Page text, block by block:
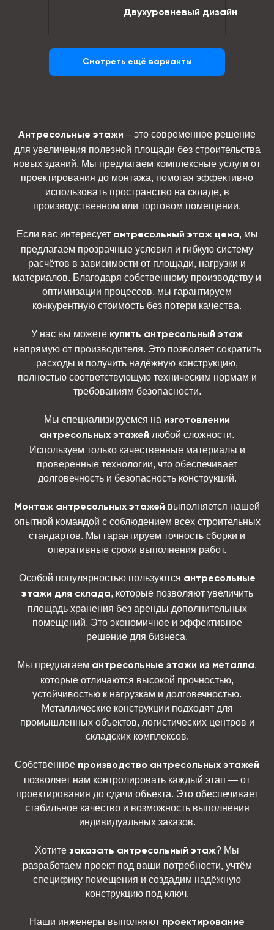
Двухуровневый дизайн
Смотреть ещё варианты
Антресольные этажи – это современное решение
для увеличения полезной площади без строительства
новых зданий. Мы предлагаем комплексные услуги от
проектирования до монтажа, помогая эффективно
использовать пространство на складе, в
производственном или торговом помещении.
Если вас интересует антресольный этаж цена, мы
предлагаем прозрачные условия и гибкую систему
расчётов в зависимости от площади, нагрузки и
материалов. Благодаря собственному производству и
оптимизации процессов, мы гарантируем
конкурентную стоимость без потери качества.
У нас вы можете купить антресольный этаж
напрямую от производителя. Это позволяет сократить
расходы и получить надёжную конструкцию,
полностью соответствующую техническим нормам и
требованиям безопасности.
Мы специализируемся на изготовлении
антресольных этажей любой сложности.
Используем только качественные материалы и
проверенные технологии, что обеспечивает
долговечность и безопасность конструкций.
Монтаж антресольных этажей выполняется нашей
опытной командой с соблюдением всех строительных
стандартов. Мы гарантируем точность сборки и
оперативные сроки выполнения работ.
Особой популярностью пользуются антресольные
этажи для склада, которые позволяют увеличить
площадь хранения без аренды дополнительных
помещений. Это экономичное и эффективное
решение для бизнеса.
Мы предлагаем антресольные этажи из металла,
которые отличаются высокой прочностью,
устойчивостью к нагрузкам и долговечностью.
Металлические конструкции подходят для
промышленных объектов, логистических центров и
складских комплексов.
Собственное производство антресольных этажей
позволяет нам контролировать каждый этап — от
проектирования до сдачи объекта. Это обеспечивает
стабильное качество и возможность выполнения
индивидуальных заказов.
Хотите заказать антресольный этаж? Мы
разработаем проект под ваши потребности, учтём
специфику помещения и создадим надёжную
конструкцию под ключ.
Наши инженеры выполняют проектирование